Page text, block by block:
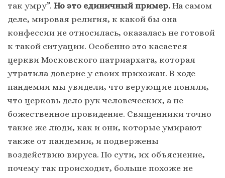
так умру”. Но это единичный пример. На самом
деле, мировая религия, к какой бы она
конфессии не относилась, оказалась не готовой
к такой ситуации. Особенно это касается
церкви Московского патриархата, которая
утратила доверие у своих прихожан. В ходе
пандемии мы увидели, что верующие поняли,
что церковь дело рук человеческих, а не
божественное провидение. Священники точно
такие же люди, как и они, которые умирают
также от пандемии, и подвержены
воздействию вируса. По сути, их объяснение,
почему так происходит, больше похоже не